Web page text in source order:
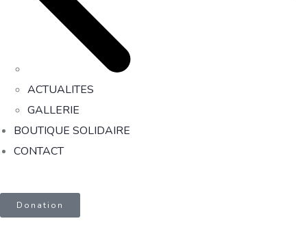
ACTUALITES
GALLERIE
BOUTIQUE SOLIDAIRE
CONTACT
Donation